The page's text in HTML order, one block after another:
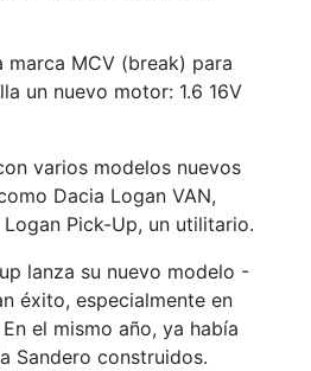
marca MCV (break) para
un nuevo motor: 1.6 16V
varios modelos nuevos
Dacia Logan VAN,
Pick-Up, un utilitario.
lanza su nuevo modelo -
éxito, especialmente en
el mismo año, ya había
Sandero construidos.